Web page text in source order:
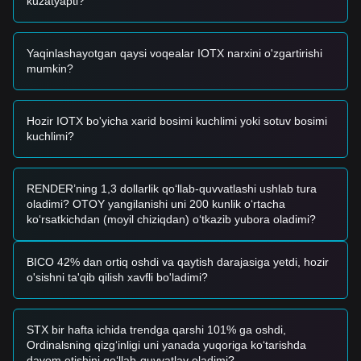
$0.0560
hajmining keskin oshishi yangi ko‘tarilish trendining
Xavf stsenariysi
• Agar IOTX narxi yuqori hajm bilan
kirishi yoki pastroq makro darajalarni qayta sinovdan
o‘tkazishi mumkin.
Xarid strategiyasi
quyidagi strategiyalarni tavsiya qilishadi:
Konservativ investorlar
• Narxni $0.0485tayanch darajasiga qaytishini kutib,
bosqichma-bosqich (tranches) yig‘ib borish.
qarshiligidan yuqorida kundalik sham yopilishi tasdiqlanishini
kutish.
Trendga yo‘naltirilgan investorlar
boshlanishi mumkin.
atrofida baholanadi.
Uzoq muddatli investorlar
Yaqinlashayotgan qaysi voqealar IOTX narxini o'zgartirishi
mumkin?
Hozir IOTX bo'yicha xarid bosimi kuchlimi yoki sotuv bosimi
kuchlimi?
RENDER’ning 1,3 dollarlik qo‘llab-quvvatlashi ushlab tura
oladimi? OTOY yangilanishi uni 200 kunlik o‘rtacha
ko‘rsatkichdan (moyil chiziqdan) o‘tkazib yubora oladimi?
BICO 42% dan ortiq oshdi va qaytish darajasiga yetdi, hozir
o'sishni ta'qib qilish xavfli bo'ladimi?
STX bir hafta ichida trendga qarshi 101% ga oshdi,
Ordinalsning qizg‘inligi uni yanada yuqoriga ko‘tarishda